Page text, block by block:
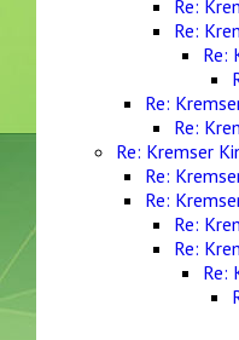
Re:
Re:
Re:
Re:
Re:
Re: Kremser
Re:
Re:
Re:
Re:
Re: